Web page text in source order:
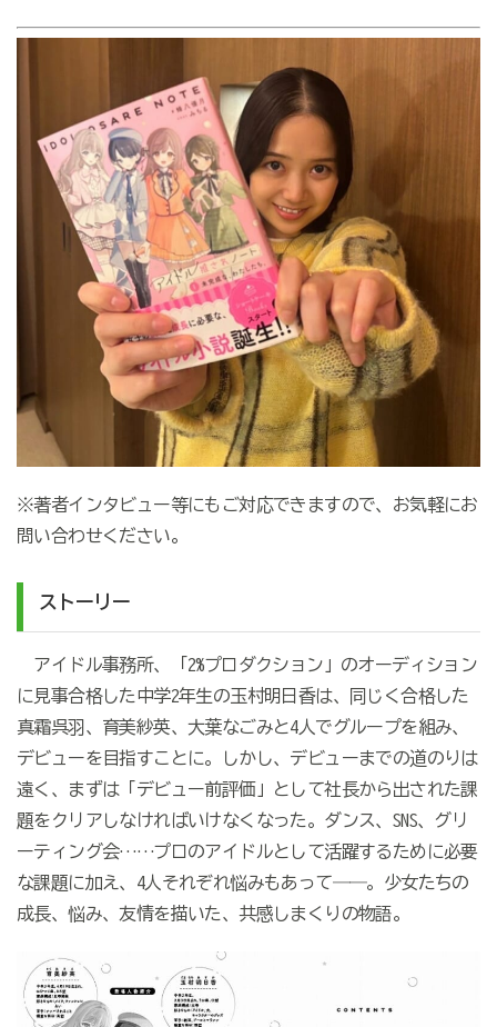
※著者インタビュー等にもご対応できますので、お気軽にお
問い合わせください。
ストーリー
アイドル事務所、「2%プロダクション」のオーディション
に見事合格した中学2年生の玉村明日香は、同じく合格した
真霜呉羽、育美紗英、大葉なごみと4人でグループを組み、
デビューを目指すことに。しかし、デビューまでの道のりは
遠く、まずは「デビュー前評価」として社長から出された課
題をクリアしなければいけなくなった。ダンス、SNS、グリ
ーティング会……プロのアイドルとして活躍するために必要
な課題に加え、4人それぞれ悩みもあって――。少女たちの
成長、悩み、友情を描いた、共感しまくりの物語。